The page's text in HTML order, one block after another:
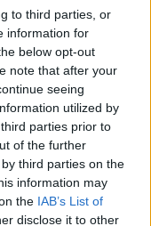
to third parties, or
information for
below opt-out
note that after your
seeing
utilized by
parties prior to
of the further
third parties on the
information may
the IAB’s List of
disclose it to other
u córki
płciowych i
do jakiegoś
nie za
rodziny i